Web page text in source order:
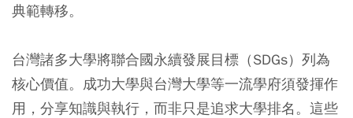
典範轉移。
台灣諸多大學將聯合國永續發展目標（SDGs）列為
核心價值。成功大學與台灣大學等一流學府須發揮作
用，分享知識與執行，而非只是追求大學排名。這些